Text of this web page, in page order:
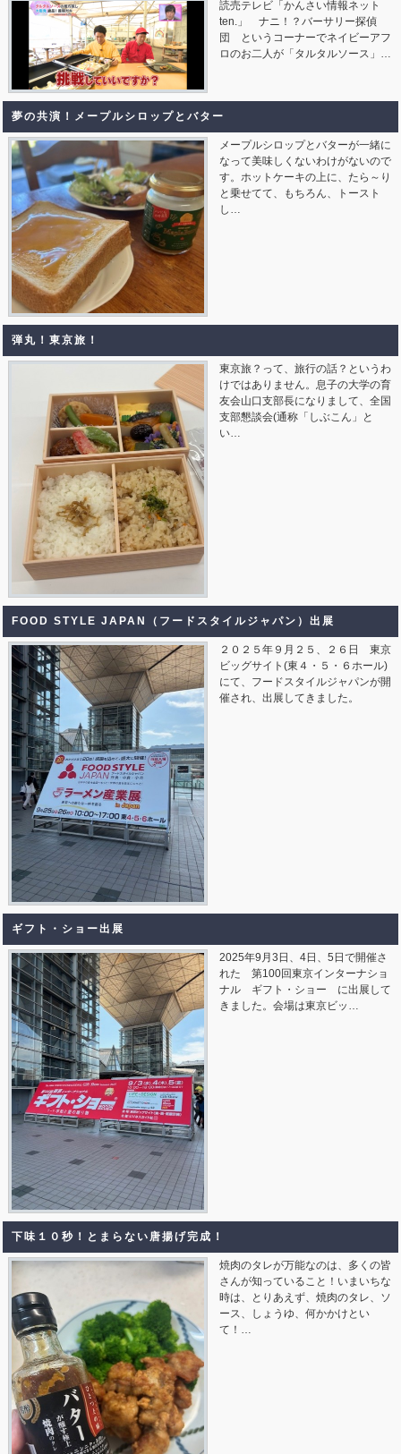
読売テレビ「かんさい情報ネット
ten.」 ナニ！？バーサリー探偵
団 というコーナーでネイビーアフ
ロのお二人が「タルタルソース」…
夢の共演！メープルシロップとバター
メープルシロップとバターが一緒に
なって美味しくないわけがないので
す。ホットケーキの上に、たら～り
と乗せてて、もちろん、トースト
し…
弾丸！東京旅！
東京旅？って、旅行の話？というわ
けではありません。息子の大学の育
友会山口支部長になりまして、全国
支部懇談会(通称「しぶこん」と
い…
FOOD STYLE JAPAN（フードスタイルジャパン）出展
２０２５年９月２５、２６日 東京
ビッグサイト(東４・５・６ホール)
にて、フードスタイルジャパンが開
催され、出展してきました。
ギフト・ショー出展
2025年9月3日、4日、5日で開催さ
れた 第100回東京インターナショ
ナル ギフト・ショー に出展して
きました。会場は東京ビッ…
下味１０秒！とまらない唐揚げ完成！
焼肉のタレが万能なのは、多くの皆
さんが知っていること！いまいちな
時は、とりあえず、焼肉のタレ、ソ
ース、しょうゆ、何かかけとい
て！…